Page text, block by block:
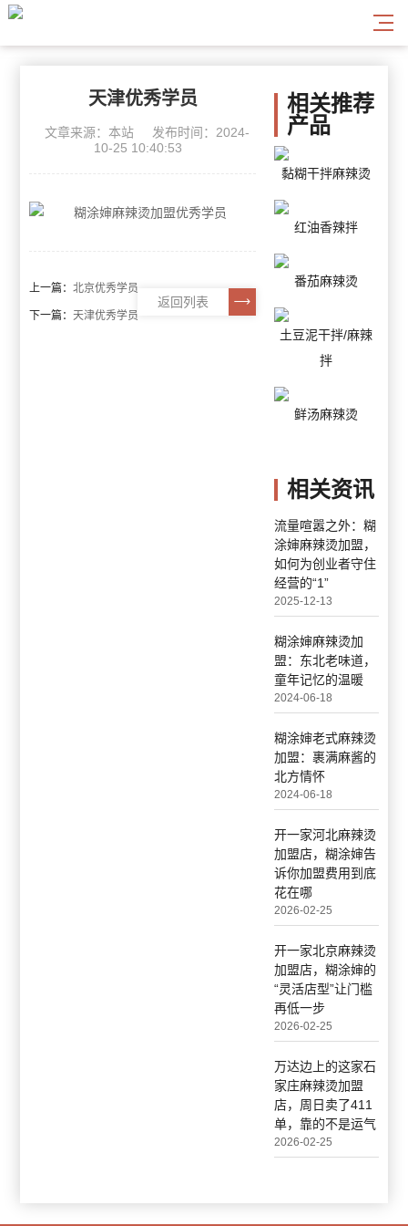
天津优秀学员
文章来源：本站
发布时间：2024-
10-25 10:40:53
上一篇：北京优秀学员
下一篇：天津优秀学员
返回列表
相关推荐
产品
黏糊干拌麻辣烫
红油香辣拌
番茄麻辣烫
土豆泥干拌/麻辣
拌
鲜汤麻辣烫
相关资讯
流量喧嚣之外：糊
涂婶麻辣烫加盟，
如何为创业者守住
经营的“1”
2025-12-13
糊涂婶麻辣烫加
盟：东北老味道，
童年记忆的温暖
2024-06-18
糊涂婶老式麻辣烫
加盟：裹满麻酱的
北方情怀
2024-06-18
开一家河北麻辣烫
加盟店，糊涂婶告
诉你加盟费用到底
花在哪
2026-02-25
开一家北京麻辣烫
加盟店，糊涂婶的
“灵活店型”让门槛
再低一步
2026-02-25
万达边上的这家石
家庄麻辣烫加盟
店，周日卖了411
单，靠的不是运气
2026-02-25